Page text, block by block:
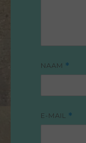
NAAM *
E-MAIL *